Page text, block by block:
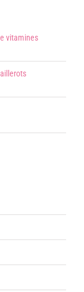
vitamines